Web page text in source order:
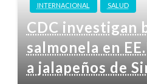
INTERNACIONAL SALUD
CDC investigan
salmonela en
a jalapeños de